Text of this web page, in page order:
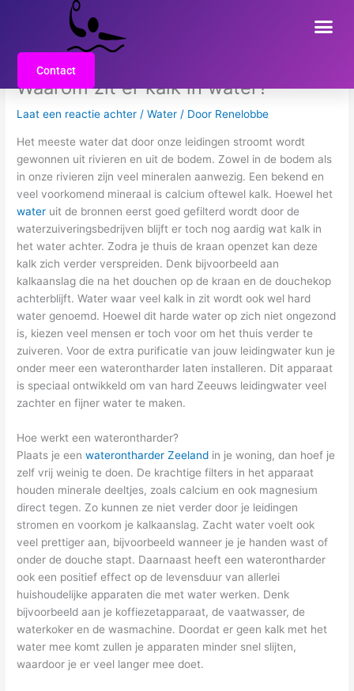
Contact
Waarom zit er kalk in water?
Laat een reactie achter /Water / Door Renelobbe
Het meeste water dat door onze leidingen stroomt wordt
gewonnen uit rivieren en uit de bodem. Zowel in de bodem als
in onze rivieren zijn veel mineralen aanwezig. Een bekend en
veel voorkomend mineraal is calcium oftewel kalk. Hoewel het
water uit de bronnen eerst goed gefilterd wordt door de
waterzuiveringsbedrijven blijft er toch nog aardig wat kalk in
het water achter. Zodra je thuis de kraan openzet kan deze
kalk zich verder verspreiden. Denk bijvoorbeeld aan
kalkaanslag die na het douchen op de kraan en de douchekop
achterblijft. Water waar veel kalk in zit wordt ook wel hard
water genoemd. Hoewel dit harde water op zich niet ongezond
is, kiezen veel mensen er toch voor om het thuis verder te
zuiveren. Voor de extra purificatie van jouw leidingwater kun je
onder meer een waterontharder laten installeren. Dit apparaat
is speciaal ontwikkeld om van hard Zeeuws leidingwater veel
zachter en fijner water te maken.
Hoe werkt een waterontharder?
Plaats je eenwaterontharder Zeeland in je woning, dan hoef je
zelf vrij weinig te doen. De krachtige filters in het apparaat
houden minerale deeltjes, zoals calcium en ook magnesium
direct tegen. Zo kunnen ze niet verder door je leidingen
stromen en voorkom je kalkaanslag. Zacht water voelt ook
veel prettiger aan, bijvoorbeeld wanneer je je handen wast of
onder de douche stapt. Daarnaast heeft een waterontharder
ook een positief effect op de levensduur van allerlei
huishoudelijke apparaten die met water werken. Denk
bijvoorbeeld aan je koffiezetapparaat, de vaatwasser, de
waterkoker en de wasmachine. Doordat er geen kalk met het
water mee komt zullen je apparaten minder snel slijten,
waardoor je er veel langer mee doet.